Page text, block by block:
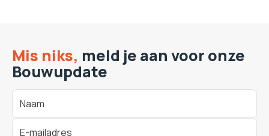
Mis niks, meld je aan voor onze
Bouwupdate